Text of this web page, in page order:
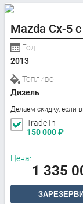
Mazda Cx-5
Год
2013
Топливо
Дизель
Делаем скидку, если
Trade In
150 000₽
Цена:
1 335